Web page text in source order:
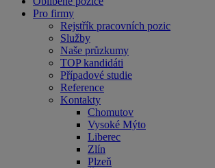
Pro firmy
Rejstřík pracovních pozic
Služby
Naše průzkumy
TOP kandidáti
Případové studie
Reference
Kontakty
Chomutov
Vysoké Mýto
Liberec
Zlín
Plzeň